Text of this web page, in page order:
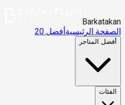
Barkatakan
الصفحة الرئيسيةأفضل 20
أفضل المتاجر
الفئات